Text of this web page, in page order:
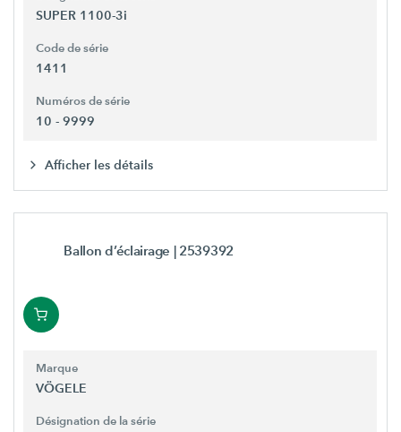
SUPER 1100-3i
Code de série
1411
Numéros de série
10 - 9999
Afficher les détails
Ballon d’éclairage | 2539392
Marque
VÖGELE
Désignation de la série